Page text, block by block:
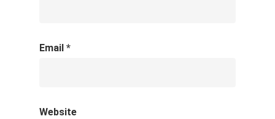
Email *
Website